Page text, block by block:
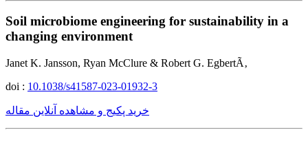
Soil microbiome engineering for sustainability in a
changing environment
Janet K. Jansson, Ryan McClure & Robert G. EgbertÃ‚
doi : 10.1038/s41587-023-01932-3
خرید پکیج و مشاهده آنلاین مقاله